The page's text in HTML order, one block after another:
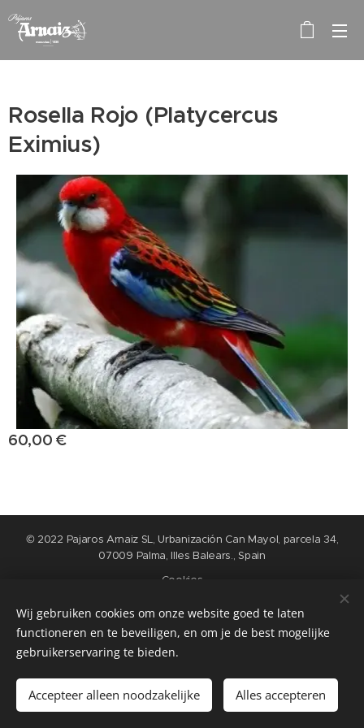
Rosella Rojo (Platycercus
Eximius)
60,00 €
Añadir a la cesta
© 2022 Pajaros Arnaiz SL, Urbanización Can Mayol, parcela 34,
07009 Palma, Illes Balears., Spain
Cookies
Idiomas
Nederlands
English Español Français
Wij gebruiken cookies om onze website goed te laten
functioneren en te beveiligen, en om je de best mogelijke
gebruikerservaring te bieden.
Accepteer alleen noodzakelijke Alles accepteren